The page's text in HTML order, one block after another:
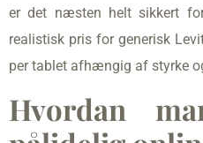
er det næsten helt sikkert
realistisk pris for generisk
per tablet afhængig af styrke
Hvordan